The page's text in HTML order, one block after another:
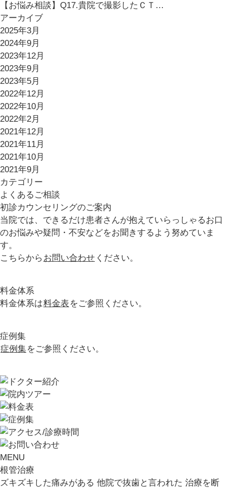
【お悩み相談】Q17.貴院で撮影したＣＴ…
アーカイブ
2025年3月
2024年9月
2023年12月
2023年9月
2023年5月
2022年12月
2022年10月
2022年2月
2021年12月
2021年11月
2021年10月
2021年9月
カテゴリー
よくあるご相談
初診カウンセリングのご案内
当院では、できるだけ患者さんが抱えていらっしゃるお口
のお悩みや疑問・不安などをお聞きするよう努めていま
す。
こちらから お問い合わせ ください。
料金体系
料金体系は料金表 をご参照ください。
症例集
症例集をご参照ください。
MENU
根管治療
ズキズキした痛みがある 他院で抜歯と言われた 治療を断